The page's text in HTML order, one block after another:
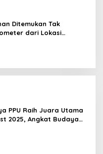
Ditemukan Tak
dari Lokasi
PPU Raih Juara Utama
2025, Angkat Budaya